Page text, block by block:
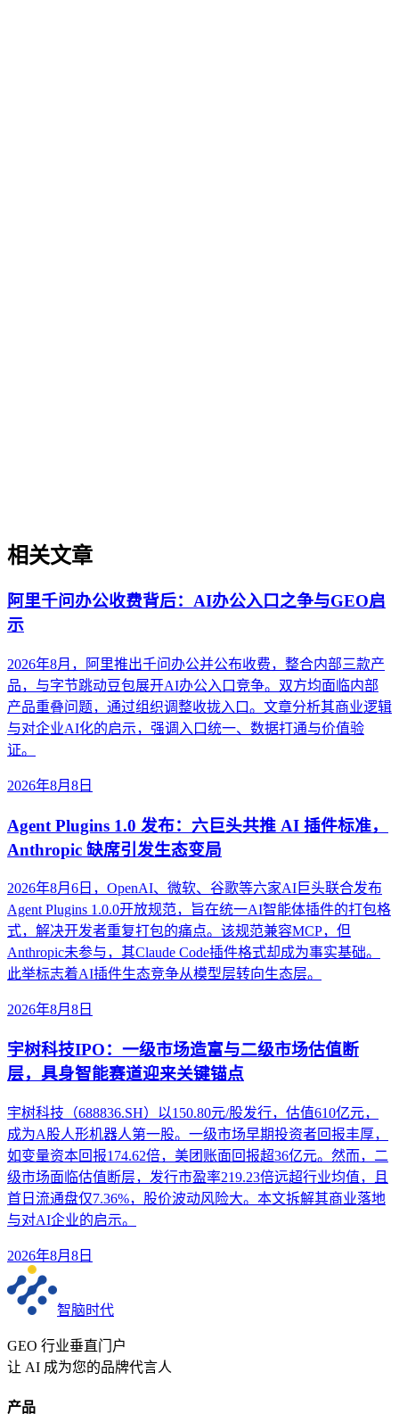
相关文章
阿里千问办公收费背后：AI办公入口之争与GEO启
示
2026年8月，阿里推出千问办公并公布收费，整合内部三款产
品，与字节跳动豆包展开AI办公入口竞争。双方均面临内部
产品重叠问题，通过组织调整收拢入口。文章分析其商业逻辑
与对企业AI化的启示，强调入口统一、数据打通与价值验
证。
2026年8月8日
Agent Plugins 1.0 发布：六巨头共推 AI 插件标准，
Anthropic 缺席引发生态变局
2026年8月6日，OpenAI、微软、谷歌等六家AI巨头联合发布
Agent Plugins 1.0.0开放规范，旨在统一AI智能体插件的打包格
式，解决开发者重复打包的痛点。该规范兼容MCP，但
Anthropic未参与，其Claude Code插件格式却成为事实基础。
此举标志着AI插件生态竞争从模型层转向生态层。
2026年8月8日
宇树科技IPO：一级市场造富与二级市场估值断
层，具身智能赛道迎来关键锚点
宇树科技（688836.SH）以150.80元/股发行，估值610亿元，
成为A股人形机器人第一股。一级市场早期投资者回报丰厚，
如变量资本回报174.62倍，美团账面回报超36亿元。然而，二
级市场面临估值断层，发行市盈率219.23倍远超行业均值，且
首日流通盘仅7.36%，股价波动风险大。本文拆解其商业落地
与对AI企业的启示。
2026年8月8日
智脑时代
GEO 行业垂直门户
让 AI 成为您的品牌代言人
产品